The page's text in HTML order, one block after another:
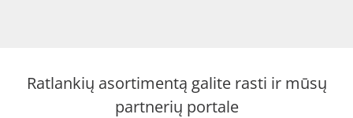
Ratlankių asortimentą galite rasti ir mūsų
partnerių portale